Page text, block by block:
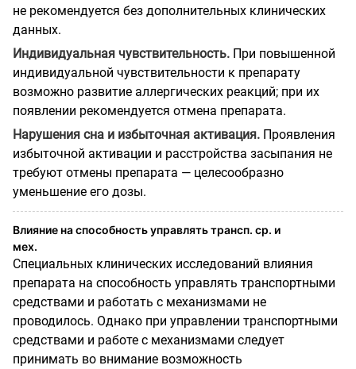
не рекомендуется без дополнительных клинических
данных.
Индивидуальная чувствительность. При повышенной
индивидуальной чувствительности к препарату
возможно развитие аллергических реакций; при их
появлении рекомендуется отмена препарата.
Нарушения сна и избыточная активация. Проявления
избыточной активации и расстройства засыпания не
требуют отмены препарата — целесообразно
уменьшение его дозы.
Влияние на способность управлять трансп. ср. и
мех.
Специальных клинических исследований влияния
препарата на способность управлять транспортными
средствами и работать с механизмами не
проводилось. Однако при управлении транспортными
средствами и работе с механизмами следует
принимать во внимание возможность